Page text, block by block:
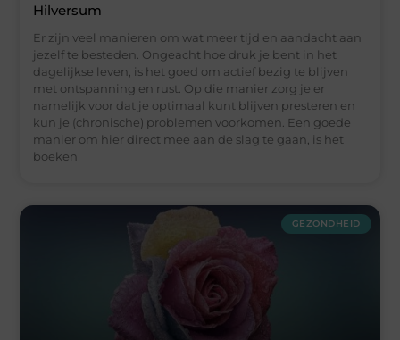
Hilversum
Er zijn veel manieren om wat meer tijd en aandacht aan
jezelf te besteden. Ongeacht hoe druk je bent in het
dagelijkse leven, is het goed om actief bezig te blijven
met ontspanning en rust. Op die manier zorg je er
namelijk voor dat je optimaal kunt blijven presteren en
kun je (chronische) problemen voorkomen. Een goede
manier om hier direct mee aan de slag te gaan, is het
boeken
GEZONDHEID